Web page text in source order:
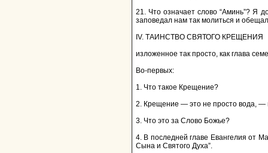
21. Что означает слово “Аминь”? Я
заповедал нам так молиться и
IV. ТАИНСТВО СВЯТОГО КРЕЩЕНИЯ
изложенное так просто, как глава
Во-первых:
1. Что такое Крещение?
2. Крещение — это не просто вода, —
3. Что это за Слово Божье?
4. В последней главе Евангелия от
Сына и Святого Духа”.